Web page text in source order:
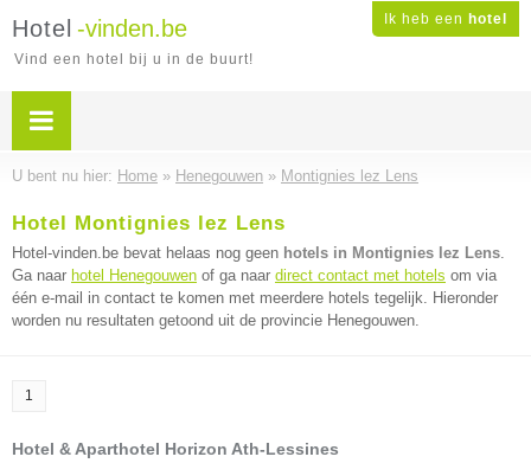
Ik heb een hotel
Hotel -vinden.be
Vind een hotel bij u in de buurt!
U bent nu hier: Home » Henegouwen » Montignies lez Lens
Hotel Montignies lez Lens
Hotel-vinden.be bevat helaas nog geen hotels in Montignies lez Lens.
Ga naar hotel Henegouwen of ga naar direct contact met hotels om via
één e-mail in contact te komen met meerdere hotels tegelijk. Hieronder
worden nu resultaten getoond uit de provincie Henegouwen.
1
Hotel & Aparthotel Horizon Ath-Lessines